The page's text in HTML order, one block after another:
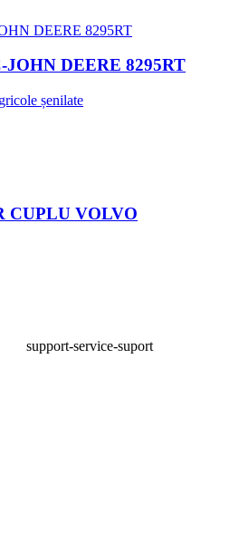
DEERE 8295RT
șenilate
CUPLU VOLVO